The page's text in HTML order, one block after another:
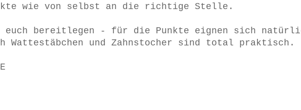
wie von selbst an die richtige Stelle.
bereitlegen - für die Punkte eignen sich
Wattestäbchen und Zahnstocher sind total praktisch.